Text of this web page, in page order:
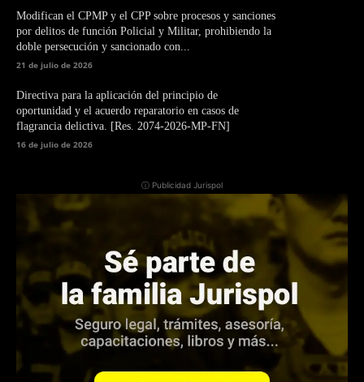
Modifican el CPMP y el CPP sobre procesos y sanciones
por delitos de función Policial y Militar, prohibiendo la
doble persecución y sancionado con...
21 de julio de 2026
Directiva para la aplicación del principio de
oportunidad y el acuerdo reparatorio en casos de
flagrancia delictiva. [Res. 2074-2026-MP-FN]
16 de julio de 2026
ⓘ Publicidad Jurispol